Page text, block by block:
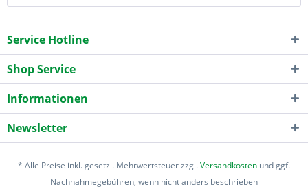
Service Hotline
Shop Service
Informationen
Newsletter
* Alle Preise inkl. gesetzl. Mehrwertsteuer zzgl.Versandkosten und ggf.
Nachnahmegebühren, wenn nicht anders beschrieben